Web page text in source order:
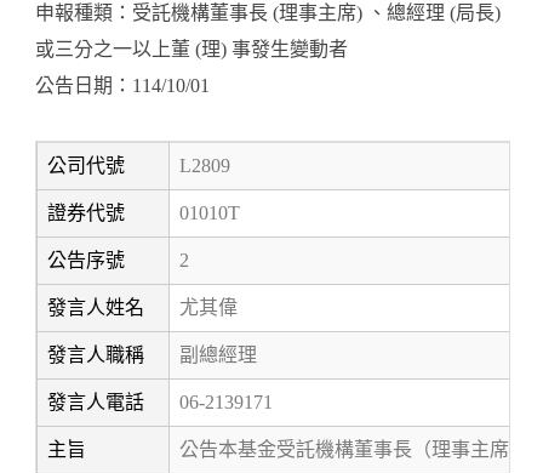
申報種類：受託機構董事長 (理事主席) 、總經理 (局長)
或三分之一以上董 (理) 事發生變動者
公告日期：114/10/01
公司代號 L2809
證券代號 01010T
公告序號 2
發言人姓名 尤其偉
發言人職稱 副總經理
發言人電話 06-2139171
主旨 公告本基金受託機構董事長（理事主席）